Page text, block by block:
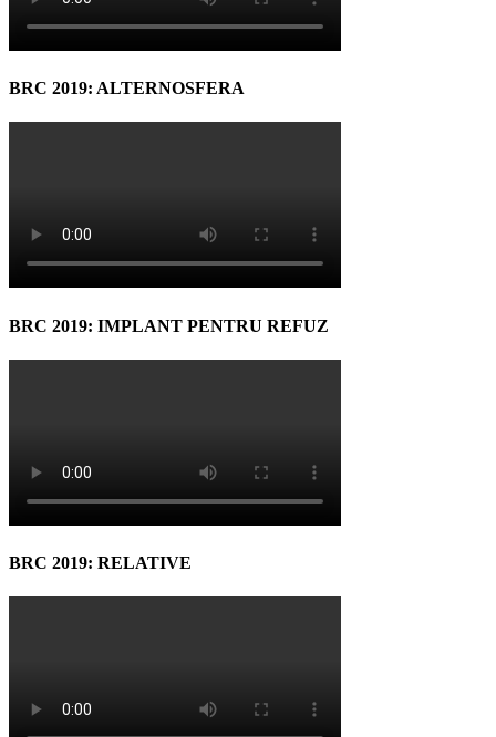
BRC 2019: ALTERNOSFERA
BRC 2019: IMPLANT PENTRU REFUZ
BRC 2019: RELATIVE